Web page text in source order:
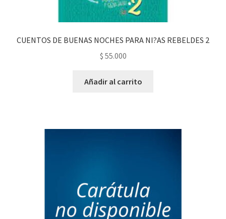
CUENTOS DE BUENAS NOCHES PARA NI?AS REBELDES 2
$ 55.000
Añadir al carrito